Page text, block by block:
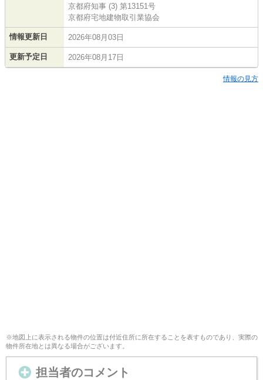
京都府知事 (3) 第13151号
京都府宅地建物取引業協会
情報更新日 2026年08月03日
更新予定日 2026年08月17日
情報の見方
※地図上に表示される物件の位置は付近住所に所在することを表すものであり、実際の
物件所在地とは異なる場合がございます。
担当者のコメント